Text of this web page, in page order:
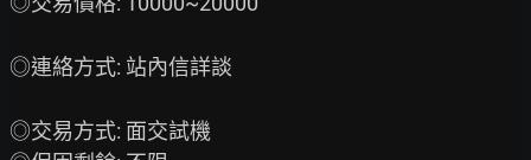
◎連絡方式: 站內信詳談
◎交易方式: 面交試機